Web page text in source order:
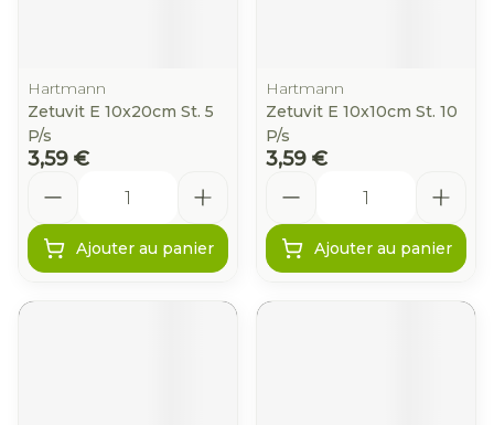
Hartmann
Zetuvit E 10x20cm St. 5
P/s
3,59 €
Ajouter au panier
Hartmann
Zetuvit E 10x10cm St. 10
P/s
3,59 €
Ajouter au panier